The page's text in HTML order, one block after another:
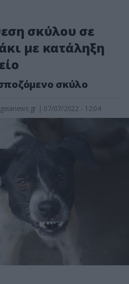
σκύλου σε
με κατάληξη
σκύλο
| 07/07/2022 - 12:04